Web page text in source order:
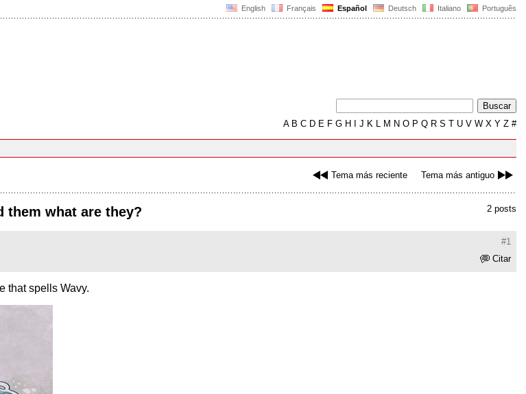
English Français Español Deutsch Italiano Português
AB C D E F G H J K L M N O P Q R S T U V W X Y Z #
Tema más reciente Tema más antiguo
2 posts
them what are they?
#1
Citar
that spells Wavy.